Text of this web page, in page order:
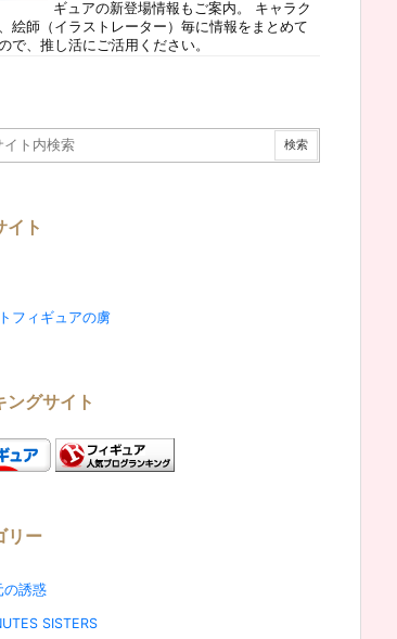
ギュアの新登場情報もご案内。 キャラク
絵師（イラストレーター）毎に情報をまとめて
で、推し活にご活用ください。
イト
フィギュアの虜
ングサイト
リー
の誘惑
SISTERS